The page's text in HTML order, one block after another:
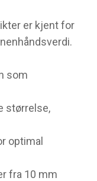
er kjent for
som
størrelse,
optimal
fra 10 mm